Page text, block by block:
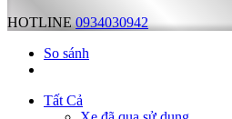
HOTLINE 0934030942
So sánh
Tất Cả